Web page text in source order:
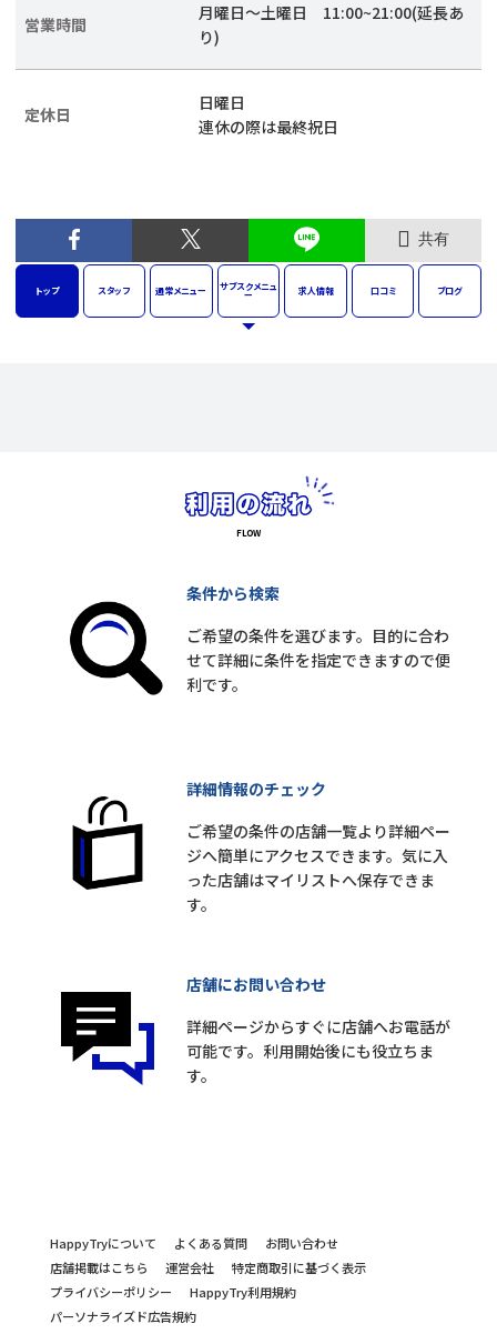
営業時間
月曜日～土曜日 11:00~21:00(延長あ
り)
定休日
日曜日
連休の際は最終祝日
共有
トップ スタッフ 通常メニュー サブスクメニュ
ー 求人情報 口コミ ブログ
条件から検索
ご希望の条件を選びます。目的に合わ
せて詳細に条件を指定できますので便
利です。
詳細情報のチェック
ご希望の条件の店舗一覧より詳細ペー
ジへ簡単にアクセスできます。気に入
った店舗はマイリストへ保存できま
す。
店舗にお問い合わせ
詳細ページからすぐに店舗へお電話が
可能です。利用開始後にも役立ちま
す。
HappyTryについて よくある質問
お問い合わせ
店舗掲載はこちら
運営会社
特定商取引に基づく表示
プライバシーポリシー
HappyTry利用規約
パーソナライズド広告規約